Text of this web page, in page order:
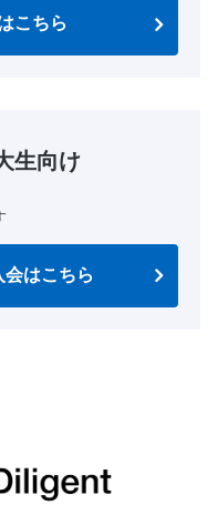
こちら
生向け
はこちら